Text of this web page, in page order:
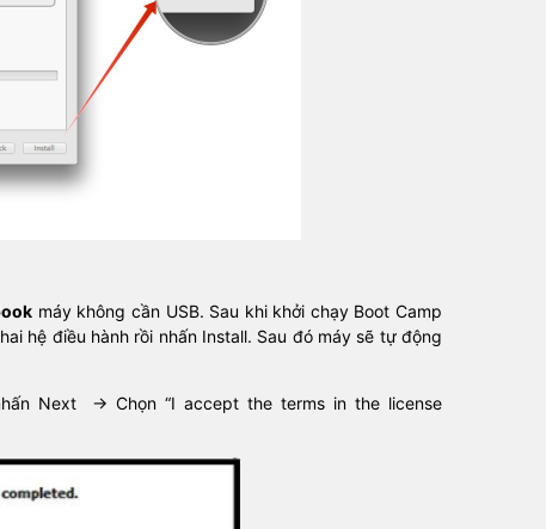
máy không cần USB. Sau khi khởi chạy Boot Camp
hệ điều hành rồi nhấn Install. Sau đó máy sẽ tự động
Next -> Chọn “I accept the terms in the license